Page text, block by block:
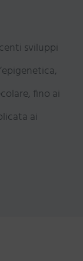
sviluppi
fino ai
ai